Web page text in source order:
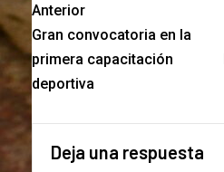
Anterior
Gran convocatoria en la
primera capacitación
deportiva
Deja una respuesta